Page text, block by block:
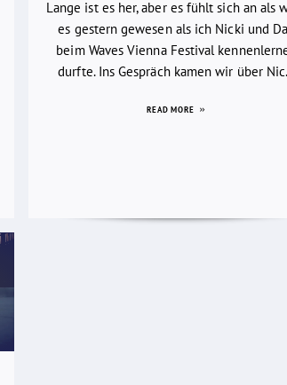
Lange ist es her, aber es fühlt sich an als
es gestern gewesen als ich Nicki und
beim Waves Vienna Festival
durfte. Ins Gespräch kamen wir über
READ MORE